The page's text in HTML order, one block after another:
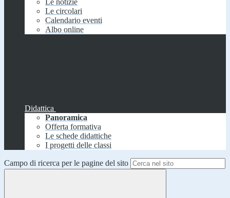
Le notizie
Le circolari
Calendario eventi
Albo online
Didattica
Panoramica
Offerta formativa
Le schede didattiche
I progetti delle classi
Campo di ricerca per le pagine del sito